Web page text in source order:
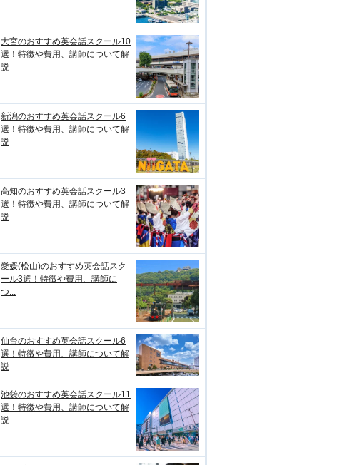
大宮のおすすめ英会話スクール10
選！特徴や費用、講師について解
説
新潟のおすすめ英会話スクール6
選！特徴や費用、講師について解
説
高知のおすすめ英会話スクール3
選！特徴や費用、講師について解
説
愛媛(松山)のおすすめ英会話スク
ール3選！特徴や費用、講師に
つ...
仙台のおすすめ英会話スクール6
選！特徴や費用、講師について解
説
池袋のおすすめ英会話スクール11
選！特徴や費用、講師について解
説